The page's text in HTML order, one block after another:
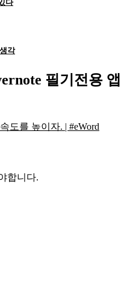
다
각
필기전용 앱
도를 높이자. | #eWord
합니다.